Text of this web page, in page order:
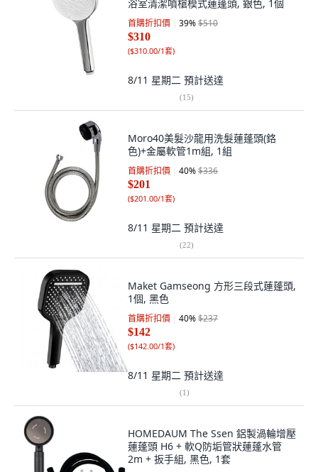
浴室清潔噴槍模式蓮蓬頭, 銀色, 1個
首購折扣價 39%$510
$310
($310.00/1套)
8/11 星期二 預計送達
(15)
Moro40美髮沙龍用洗髮蓮蓬頭(鉻
色)+金屬軟管1m組, 1組
首購折扣價 40%$336
$201
($201.00/1套)
8/11 星期二 預計送達
(22)
Maket Gamseong 方形三段式蓮蓬頭,
1個, 黑色
首購折扣價 40%$237
$142
($142.00/1套)
8/11 星期二 預計送達
(1)
HOMEDAUM The Ssen 鋁製渦輪增壓
蓮蓬頭 H6 + 軟Q防垢管狀蓮蓬水管
2m + 扳手組, 黑色, 1套